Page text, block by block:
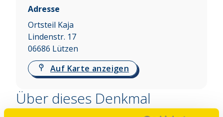
Adresse
Ortsteil Kaja
Lindenstr. 17
06686 Lützen
Auf Karte anzeigen
Über dieses Denkmal